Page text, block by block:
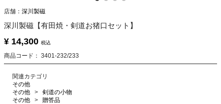
店舗： 深川製磁
深川製磁【有田焼・剣道お猪口セット】
¥ 14,300 税込
商品コード： 3401-232/233
関連カテゴリ
その他
その他
剣道の小物
その他
贈答品